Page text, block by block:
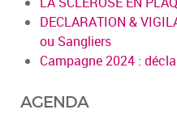
DECLARATION &
ou Sangliers
Campagne 2024 :
AGENDA